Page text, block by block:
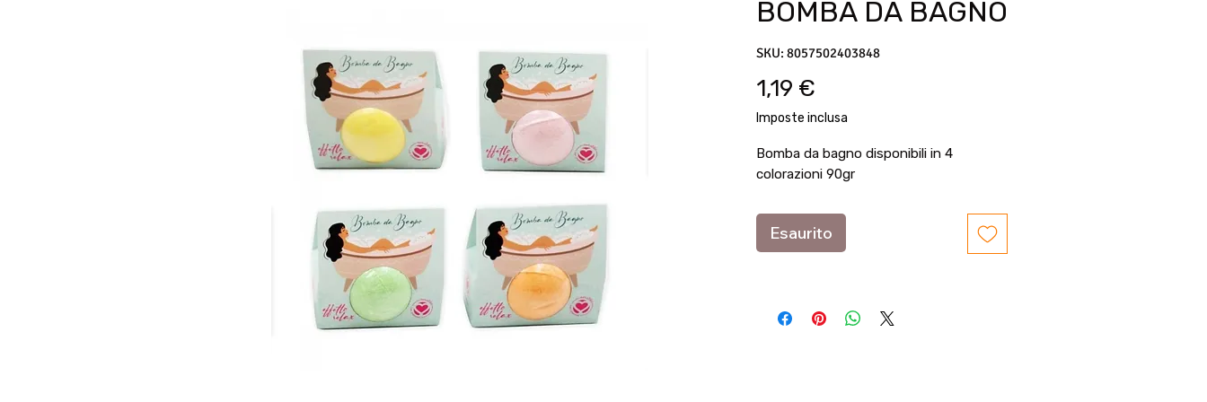
BOMBA DA BAGNO
SKU: 8057502403848
1,19 €
Imposte inclusa
Bomba da bagno disponibili in 4
colorazioni 90gr
Esaurito